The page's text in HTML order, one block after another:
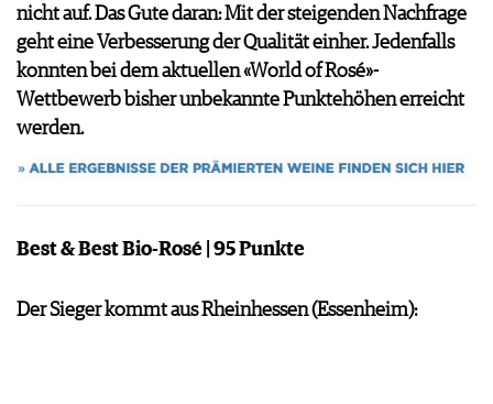
REDAKTION
JOBS
WERBUNG
PRESSE
IMPRESSUM
nicht auf. Das Gute daran: Mit der steigenden Nachfrage
geht eine Verbesserung der Qualität einher. Jedenfalls
konnten bei dem aktuellen «World of Rosé»-
Wettbewerb bisher unbekannte Punktehöhen erreicht
werden.
Best & Best Bio-Rosé | 95 Punkte
Der Sieger kommt aus Rheinhessen (Essenheim):